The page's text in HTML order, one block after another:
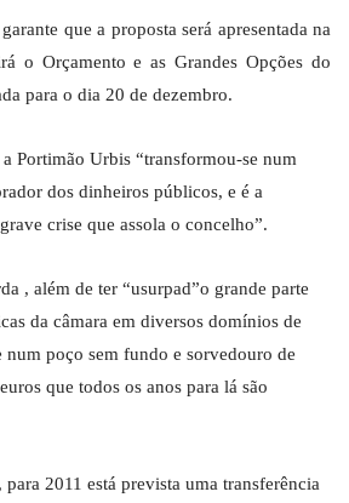
que a proposta será apresentada na
o Orçamento e as Grandes Opções do
para o dia 20 de dezembro.
Portimão Urbis “transformou-se num
dos dinheiros públicos, e é a
crise que assola o concelho”.
, além de ter “usurpad”o grande parte
da câmara em diversos domínios de
num poço sem fundo e sorvedouro de
que todos os anos para lá são
2011 está prevista uma transferência